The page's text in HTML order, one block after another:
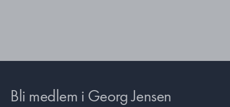
Bli medlem i Georg Jensen